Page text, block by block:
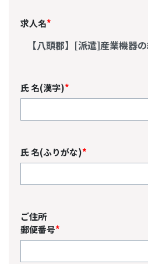
求人名*
氏 名(漢字)*
氏 名(ふりがな)*
ご住所
郵便番号*